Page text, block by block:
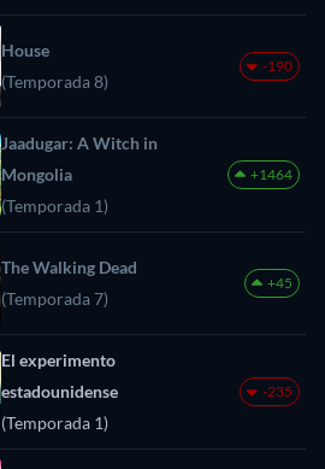
House
(Temporada 8)
-190
Jaadugar: A Witch in
Mongolia
(Temporada 1)
+1464
The Walking Dead
(Temporada 7)
+45
El experimento
estadounidense
(Temporada 1)
-235